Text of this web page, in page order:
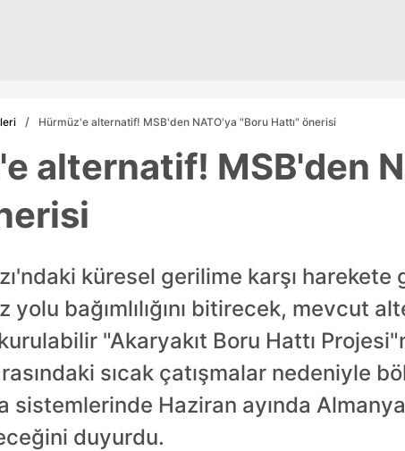
Hürmüz'e alternatif! MSB'den NATO'ya "Boru Hattı" önerisi
alternatif! MSB'den
küresel gerilime karşı harekete
yolu bağımlılığını bitirecek, mevcut
"Akaryakıt Boru Hattı
sıcak çatışmalar nedeniyle
sistemlerinde Haziran ayında
duyurdu.